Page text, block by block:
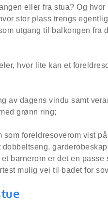
eller fra stua? Og
stor plass trengs
utgang til balkongen fra
hvor lite kan et
av dagens vindu samt
grønn ring;
barnerom er det en
mulig vei til badet for